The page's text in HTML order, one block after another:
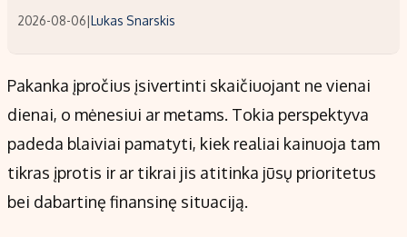
2026-08-06|Lukas Snarskis
Pakanka įpročius įsivertinti skaičiuojant ne vienai
dienai, o mėnesiui ar metams. Tokia perspektyva
padeda blaiviai pamatyti, kiek realiai kainuoja tam
tikras įprotis ir ar tikrai jis atitinka jūsų prioritetus
bei dabartinę finansinę situaciją.